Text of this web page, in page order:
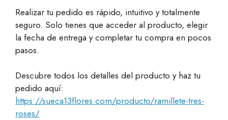
Realizar tu pedido es rápido, intuitivo y totalmente
seguro. Solo tienes que acceder al producto, elegir
la fecha de entrega y completar tu compra en pocos
pasos.
Descubre todos los detalles del producto y haz tu
pedido aquí:
https://sueca13flores.com/producto/ramillete-tres-
roses/